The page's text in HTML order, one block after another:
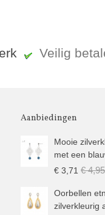
Veilig
Aanbiedingen
Mooie
met een
€ 3,71 € 4,95
Oorbellen
zilverkleurig